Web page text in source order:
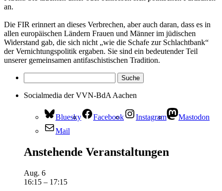
an.
Die FIR erinnert an dieses Verbrechen, aber auch daran, dass es in
allen europäischen Ländern Frauen und Männer im jüdischen
Widerstand gab, die sich nicht „wie die Schafe zur Schlachtbank“
der Vernichtungspolitik ergaben. Sie sind ein bedeutender Teil
unserer gemeinsamen antifaschistischen Tradition.
Socialmedia der VVN-BdA Aachen
Bluesky Facebook Instagram
Mastodon
Mail
Anstehende Veranstaltungen
Aug. 6
16:15 – 17:15